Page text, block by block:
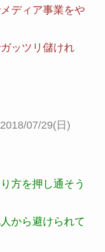
ディア事業をや
ッツリ儲けれ
2018/07/29(日)
方を押し通そう
から避けられて